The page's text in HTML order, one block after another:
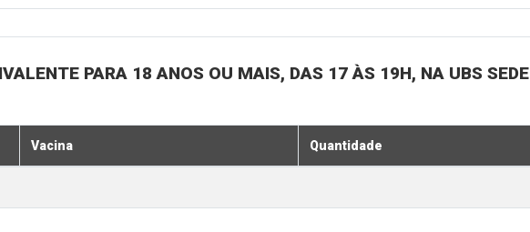
PARA 18 ANOS OU MAIS, DAS 17 ÀS 19H, NA UBS SEDE
Vacina Quantidade